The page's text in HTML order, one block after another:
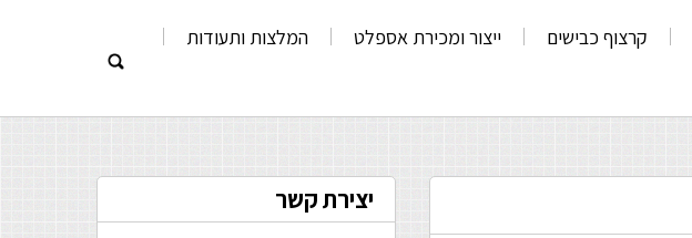
קרצוף כבישים ייצור ומכירת אספלט
המלצות ותעודות
יצירת קשר